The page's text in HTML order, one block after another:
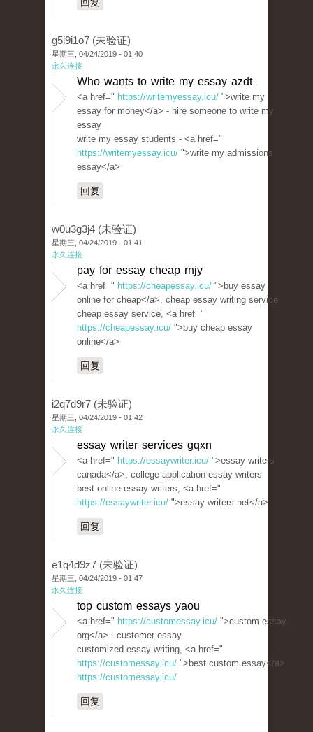
g5i9i1o7 (未验证)
星期三, 04/24/2019 - 01:40
永久连接
Who wants to write my essay azdt
<a href=" https://writemyessay.icu/ ">write my
essay for money</a> - hire someone to write my
essay
write my essay students - <a href="
https://writemyessay.icu/ ">write my admissions
essay</a>
回复
w0u3g3j4 (未验证)
星期三, 04/24/2019 - 01:41
永久连接
pay for essay cheap rnjy
<a href=" https://cheapessay.icu/ ">buy essay
online for cheap</a>, cheap essay writing service
cheap essay service, <a href="
https://cheapessay.icu/ ">buy cheap essay
online</a>
回复
i2q7d9r7 (未验证)
星期三, 04/24/2019 - 01:42
永久连接
essay writer services gqxn
<a href=" https://essaywriter.icu/ ">essay writers
canada</a>, college application essay writers
best online essay writers, <a href="
https://essaywriter.icu/ ">essay writers net</a>
回复
e1q4d9z7 (未验证)
星期三, 04/24/2019 - 01:47
永久连接
top custom essays yaou
<a href=" https://customessay.icu/ ">custom essay
org</a> - customer essay
customized essay writing, <a href="
https://customessay.icu/ ">best custom essay</a>
https://customessay.icu/
回复